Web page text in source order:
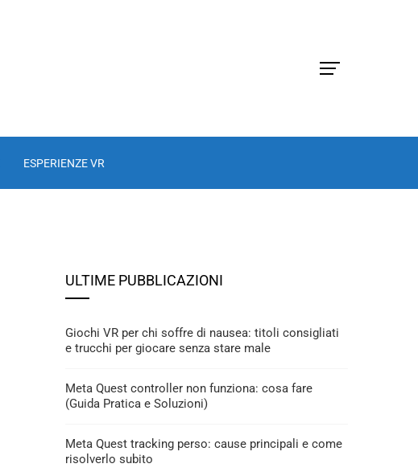
ESPERIENZE VR
ULTIME PUBBLICAZIONI
Giochi VR per chi soffre di nausea: titoli consigliati
e trucchi per giocare senza stare male
Meta Quest controller non funziona: cosa fare
(Guida Pratica e Soluzioni)
Meta Quest tracking perso: cause principali e come
risolverlo subito